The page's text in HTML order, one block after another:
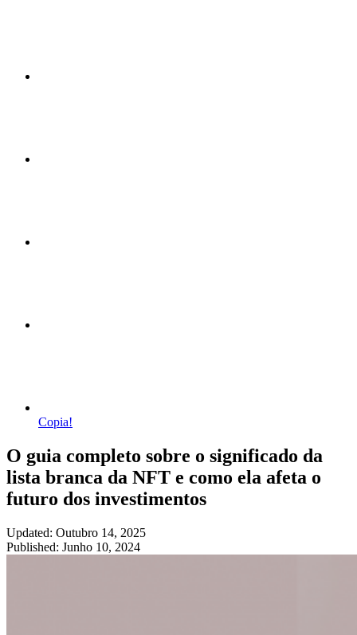
Copia!
O guia completo sobre o significado da
lista branca da NFT e como ela afeta o
futuro dos investimentos
Updated: Outubro 14, 2025
Published: Junho 10, 2024